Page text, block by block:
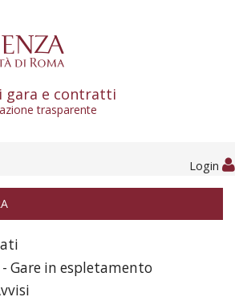
gara e contratti
trasparente
Login
Gare in espletamento